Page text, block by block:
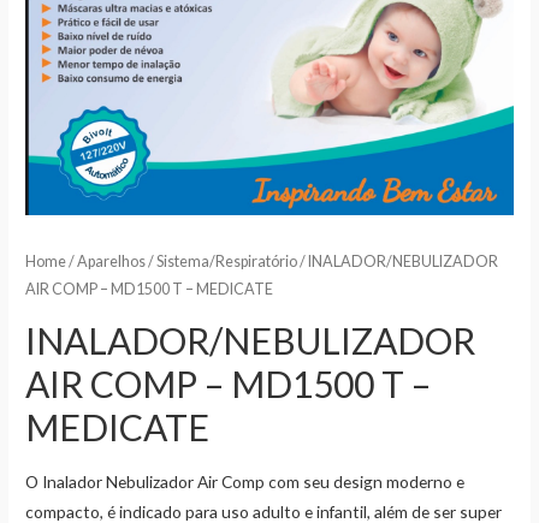
Home/Aparelhos/Sistema/Respiratório/ INALADOR/NEBULIZADOR
AIR COMP – MD1500 T – MEDICATE
INALADOR/NEBULIZADOR
AIR COMP – MD1500 T –
MEDICATE
O Inalador Nebulizador Air Comp com seu design moderno e
compacto, é indicado para uso adulto e infantil, além de ser super